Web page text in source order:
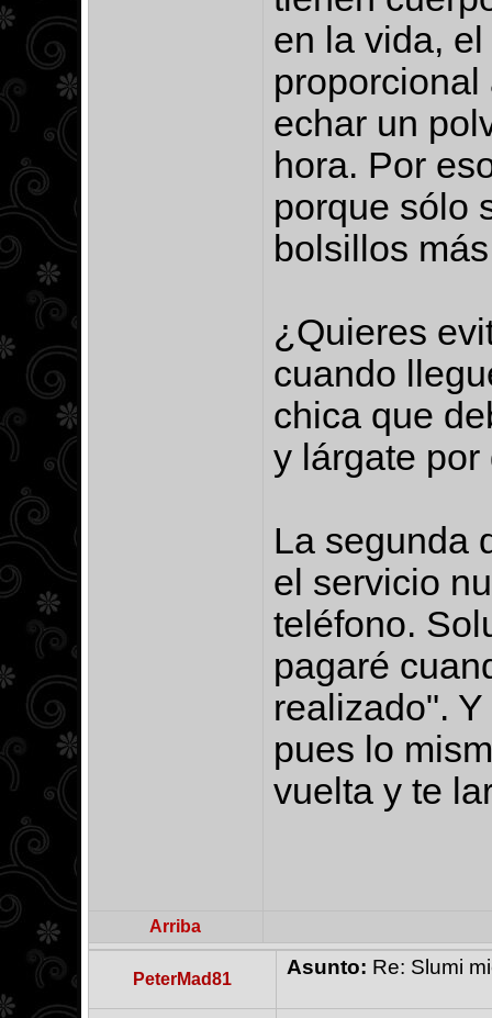
en la vida,
echar un
hora. Por
porque sólo
bolsillos
¿Quieres
cuando
chica que
y lárgate
La segunda
el servicio
teléfono.
pagaré
realizado".
pues lo
vuelta y te
Arriba
PeterMad81
Asunto: Re: Slumi